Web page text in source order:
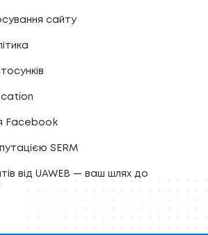
сайту
Facebook
SERM
від UAWEB — ваш шлях до